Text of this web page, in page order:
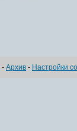
- Архив - Настройки